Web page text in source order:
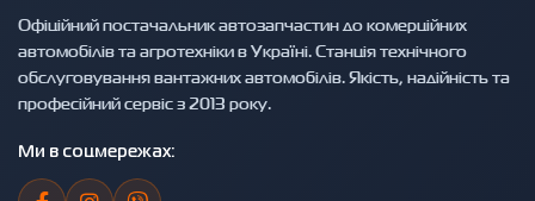
Офіційний постачальник автозапчастин до комерційних
автомобілів та агротехніки в Україні. Станція технічного
обслуговування вантажних автомобілів. Якість, надійність та
професійний сервіс з 2013 року.
Ми в соцмережах: